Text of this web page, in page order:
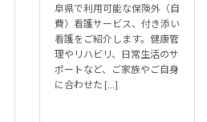
阜県で利用可能な保険外（自
費）看護サービス、付き添い
看護をご紹介します。健康管
理やリハビリ、日常生活のサ
ポートなど、ご家族やご自身
に合わせた […]